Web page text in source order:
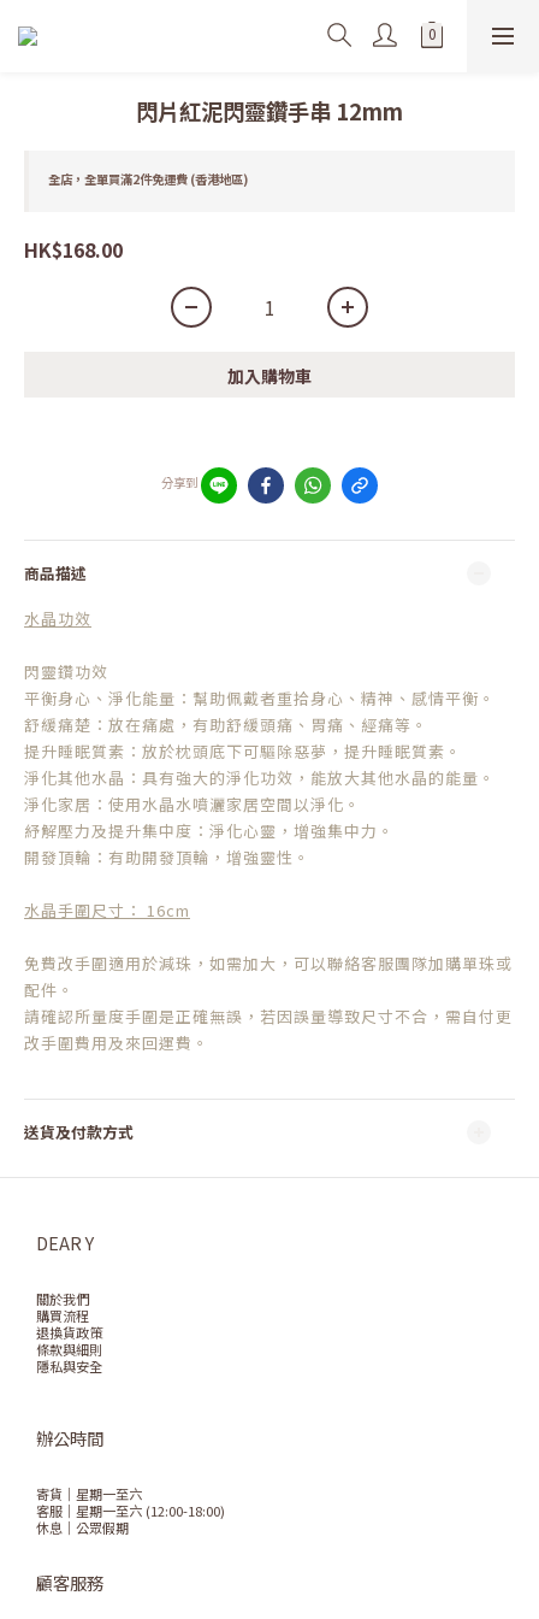
閃片紅泥閃靈鑽手串 12mm
全店，全單買滿2件免運費 (香港地區)
HK$168.00
加入購物車
分享到
商品描述
水晶功效
閃靈鑽功效
平衡身心、淨化能量：幫助佩戴者重拾身心、精神、感情平衡。
舒緩痛楚：放在痛處，有助舒緩頭痛、胃痛、經痛等。
提升睡眠質素：放於枕頭底下可驅除惡夢，提升睡眠質素。
淨化其他水晶：具有強大的淨化功效，能放大其他水晶的能量。
淨化家居：使用水晶水噴灑家居空間以淨化。
紓解壓力及提升集中度：淨化心靈，增強集中力。
開發頂輪：有助開發頂輪，增強靈性。
水晶手圍尺寸： 16cm
免費改手圍適用於減珠，如需加大，可以聯絡客服團隊加購單珠或
配件。
請確認所量度手圍是正確無誤，若因誤量導致尺寸不合，需自付更
改手圍費用及來回運費。
送貨及付款方式
DEAR Y
關於我們
購買流程
退換貨政策
條款與細則
隱私與安全
辦公時間
寄貨｜星期一至六
客服｜星期一至六 (12:00-18:00)
休息｜公眾假期
顧客服務